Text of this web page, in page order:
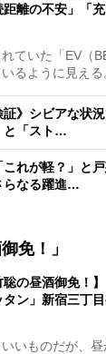
距離の不安」「
ていた「EV（
るように見える
証》シビアな状
「スト…
これが軽？」と
らなる躍進…
免！」
聡の昼酒御免！
タン」新宿三丁
いものだが、